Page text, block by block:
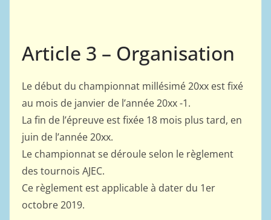
Article 3 – Organisation
Le début du championnat millésimé 20xx est fixé
au mois de janvier de l’année 20xx -1.
La fin de l’épreuve est fixée 18 mois plus tard, en
juin de l’année 20xx.
Le championnat se déroule selon le règlement
des tournois AJEC.
Ce règlement est applicable à dater du 1er
octobre 2019.